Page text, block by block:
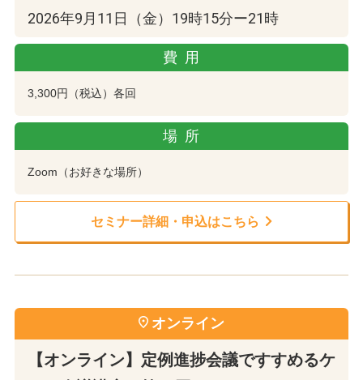
2026年9月11日（金）19時15分ー21時
費用
3,300円（税込）各回
場所
Zoom（お好きな場所）
セミナー詳細・申込はこちら
オンライン
【オンライン】定例進捗会議ですすめるケ